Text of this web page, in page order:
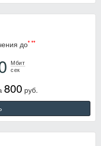
до* **
Мбит
800руб.